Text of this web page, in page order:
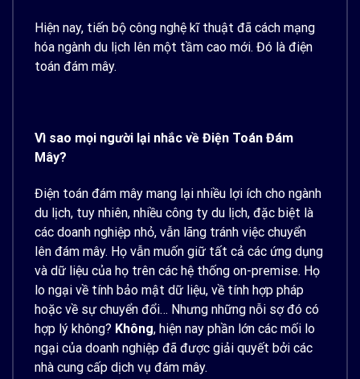
Hiện nay, tiến bộ công nghệ kĩ thuật đã cách mạng
hóa ngành du lịch lên một tầm cao mới. Đó là điện
toán đám mây.
Vì sao mọi người lại nhắc về Điện Toán Đám
Mây?
Điện toán đám mây mang lại nhiều lợi ích cho ngành
du lịch, tuy nhiên, nhiều công ty du lịch, đặc biệt là
các doanh nghiệp nhỏ, vẫn lãng tránh việc chuyển
lên đám mây. Họ vẫn muốn giữ tất cả các ứng dụng
và dữ liệu của họ trên các hệ thống on-premise. Họ
lo ngại về tính bảo mật dữ liệu, về tính hợp pháp
hoặc về sự chuyển đổi… Nhưng những nỗi sợ đó có
hợp lý không? Không, hiện nay phần lớn các mối lo
ngại của doanh nghiệp đã được giải quyết bởi các
nhà cung cấp dịch vụ đám mây.